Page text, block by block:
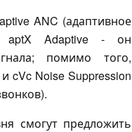
ANC (адаптивное
aptX Adaptive - он
помимо того,
cVc Noise Suppression
смогут предложить